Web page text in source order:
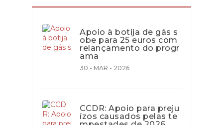
Apoio à botija de gás s
obe para 25 euros com
relançamento do progr
ama
30 - MAR - 2026
CCDR: Apoio para preju
ízos causados pelas te